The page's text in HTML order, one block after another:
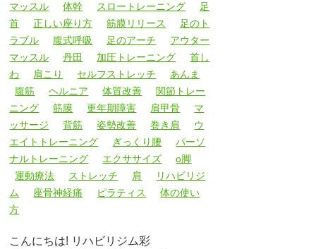
マッスル
体幹 スロートレーニング
足
首
正しい座り方 筋膜リリース
足のト
ラブル
腹式呼吸 足のアーチ
アウター
マッスル
丹田 加圧トレーニング
首し
わ
肩こり セルフストレッチ
あんま
腹筋
ヘルニア 体質改善
関節トレー
ニング
筋膜 更年期障害 肩甲骨
マ
ッサージ
背筋 姿勢改善 巻き肩
ウ
エイトトレーニング
ぎっくり腰
パーソ
ナルトレーニング
エクササイズ
o脚
運動療法
ストレッチ 肩
リハビリジ
ム
座骨神経痛 ピラティス
体の使い
方
こんにちは! リハビリジム彩